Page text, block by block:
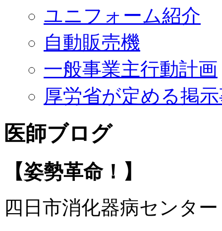
ユニフォーム紹介
自動販売機
一般事業主行動計画
厚労省が定める掲
医師ブログ
【姿勢革命！】
四日市消化器病センター